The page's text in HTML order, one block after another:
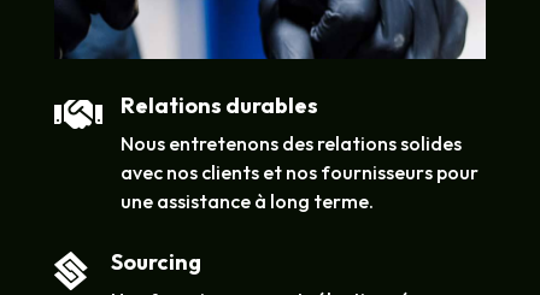
 Relations durables
Nous entretenons des relations solides
avec nos clients et nos fournisseurs pour
une assistance à long terme.
 Sourcing